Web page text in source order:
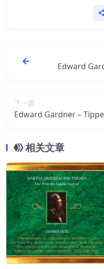
Edward
下一篇
Edward Gardner –
相关文章